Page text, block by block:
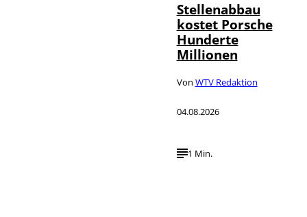
Stellenabbau
kostet Porsche
Hunderte
Millionen
Von WTV Redaktion
04.08.2026
1 Min.